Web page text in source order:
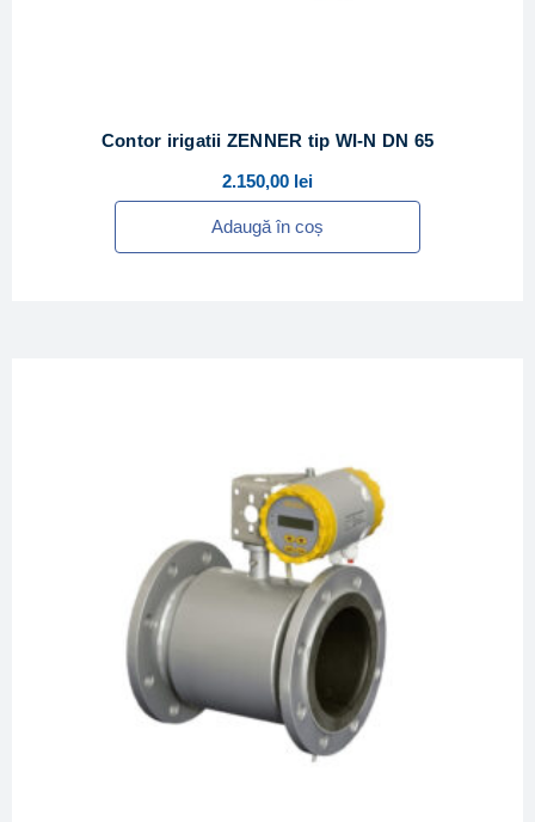
Contor irigatii ZENNER tip WI-N DN 65
2.150,00 lei
Adaugă în coș